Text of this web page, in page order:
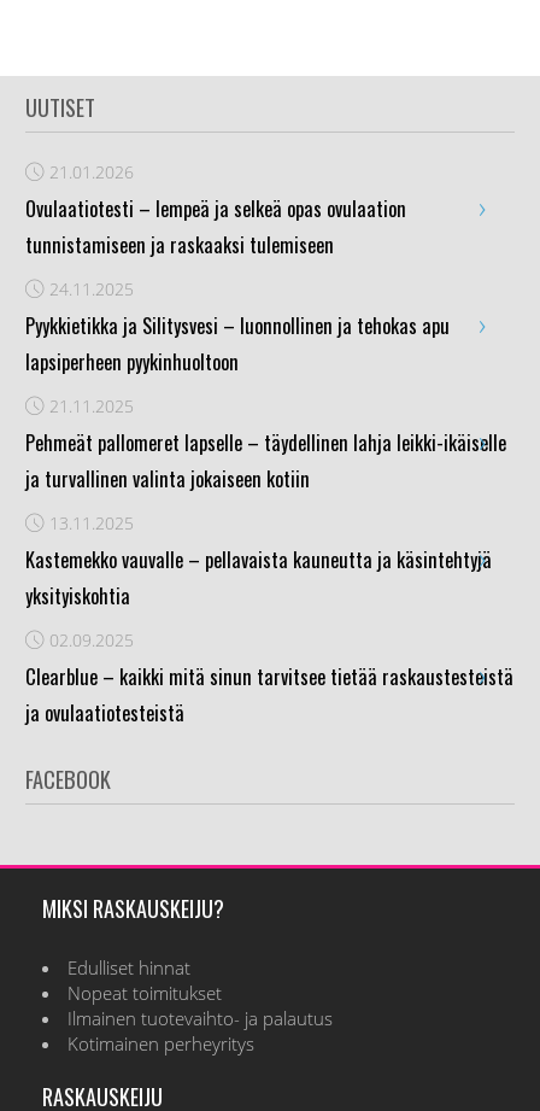
UUTISET
21.01.2026
Ovulaatiotesti – lempeä ja selkeä opas ovulaation
tunnistamiseen ja raskaaksi tulemiseen
›
24.11.2025
Pyykkietikka ja Silitysvesi – luonnollinen ja tehokas apu
lapsiperheen pyykinhuoltoon
›
21.11.2025
Pehmeät pallomeret lapselle – täydellinen lahja leikki-ikäiselle
ja turvallinen valinta jokaiseen kotiin
›
13.11.2025
Kastemekko vauvalle – pellavaista kauneutta ja käsintehtyjä
yksityiskohtia
›
02.09.2025
Clearblue – kaikki mitä sinun tarvitsee tietää raskaustesteistä
ja ovulaatiotesteistä
›
FACEBOOK
MIKSI RASKAUSKEIJU?
Edulliset hinnat
Nopeat toimitukset
Ilmainen tuotevaihto- ja palautus
Kotimainen perheyritys
RASKAUSKEIJU